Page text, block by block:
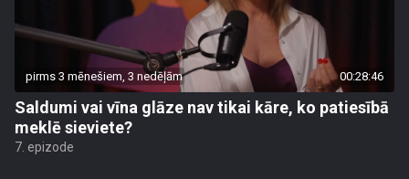
pirms 3 mēnešiem, 3 nedēļām 00:28:46
Saldumi vai vīna glāze nav tikai kāre, ko patiesībā
meklē sieviete?
7. epizode